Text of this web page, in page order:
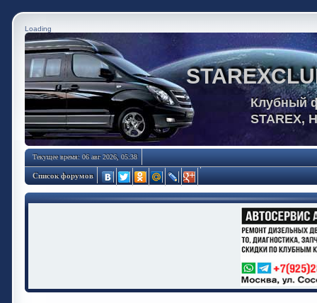
Loading
Клубный
STAREX,
Текущее время: 06 авг 2026, 05:38
Список форумов